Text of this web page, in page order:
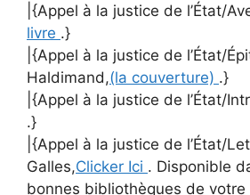
|{Appel à la justice de l’État/
livre .}
|{Appel à la justice de l’État/
Haldimand,(la couverture) .}
|{Appel à la justice de l’État/
.}
|{Appel à la justice de l’État/
Galles,Clicker Ici . Disponible
bonnes bibliothèques de